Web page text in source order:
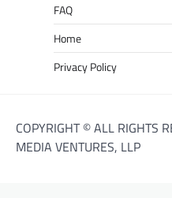
FAQ
Home
Privacy Policy
COPYRIGHT © ALL RIGHTS
MEDIA VENTURES, LLP